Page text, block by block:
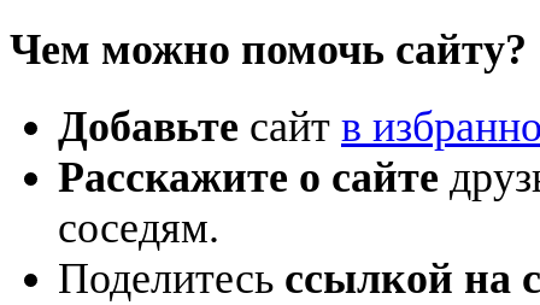
Чем можно помочь сайту?
Добавьте сайт в
Расскажите о сайте
соседям.
Поделитесь ссылкой на